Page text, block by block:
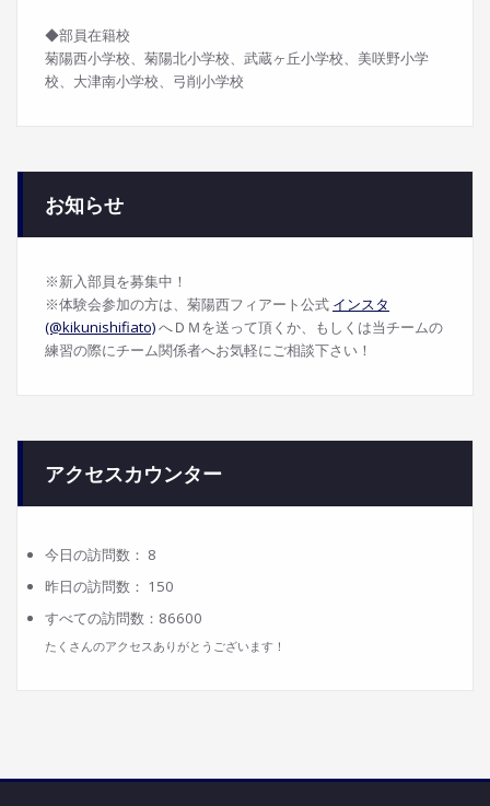
◆部員在籍校
菊陽西小学校、菊陽北小学校、武蔵ヶ丘小学校、美咲野小学
校、大津南小学校、弓削小学校
お知らせ
※新入部員を募集中！
※体験会参加の方は、菊陽西フィアート公式 インスタ
(@kikunishifiato)へＤＭを送って頂くか、もしくは当チームの
練習の際にチーム関係者へお気軽にご相談下さい！
アクセスカウンター
今日の訪問数： 8
昨日の訪問数： 150
すべての訪問数： 86600
たくさんのアクセスありがとうございます！